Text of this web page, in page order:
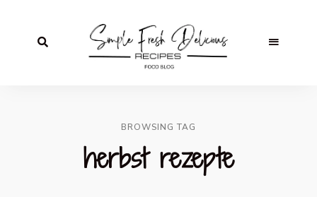
BROWSING TAG
herbst rezepte